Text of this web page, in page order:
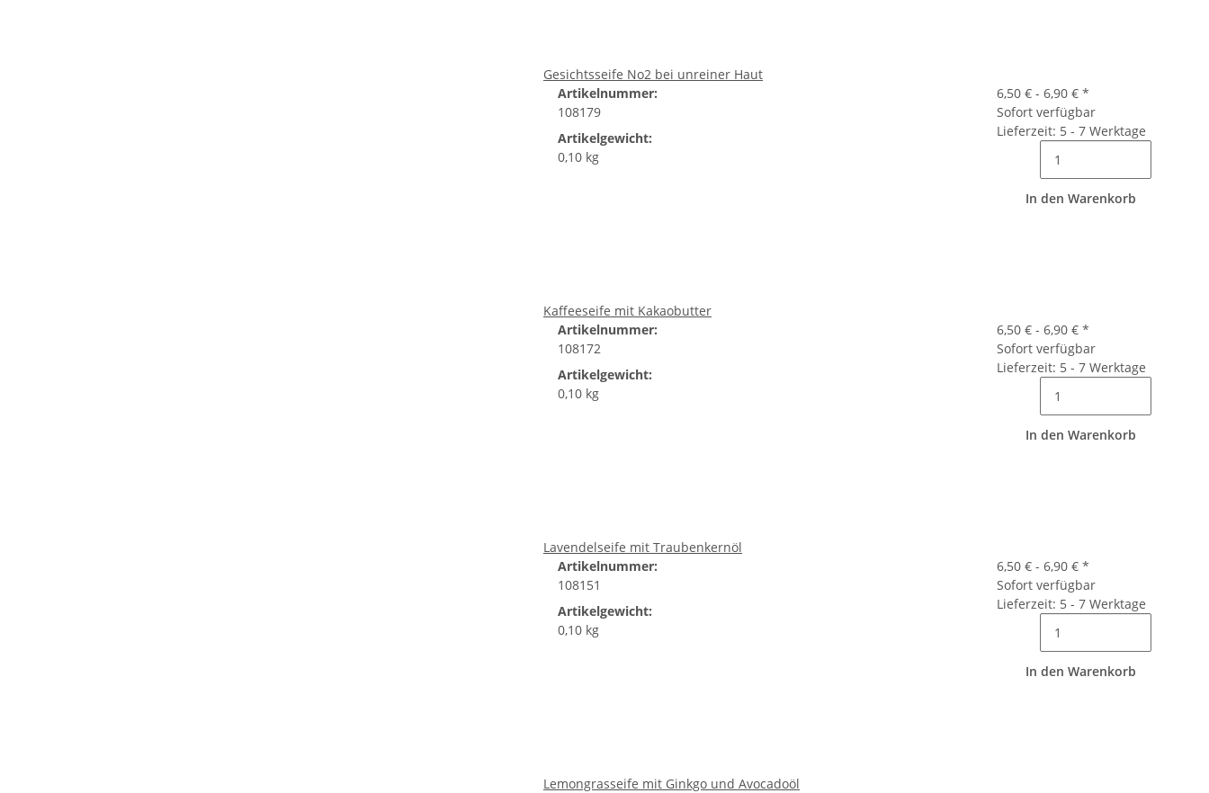
Gesichtsseife No2 bei unreiner Haut
Artikelnummer:
108179
Artikelgewicht:
0,10 kg
6,50 € - 6,90 € *
Sofort verfügbar
Lieferzeit: 5 - 7 Werktage
In den Warenkorb
Kaffeeseife mit Kakaobutter
Artikelnummer:
108172
Artikelgewicht:
0,10 kg
6,50 € - 6,90 € *
Sofort verfügbar
Lieferzeit: 5 - 7 Werktage
In den Warenkorb
Lavendelseife mit Traubenkernöl
Artikelnummer:
108151
Artikelgewicht:
0,10 kg
6,50 € - 6,90 € *
Sofort verfügbar
Lieferzeit: 5 - 7 Werktage
In den Warenkorb
Lemongrasseife mit Ginkgo und Avocadoöl